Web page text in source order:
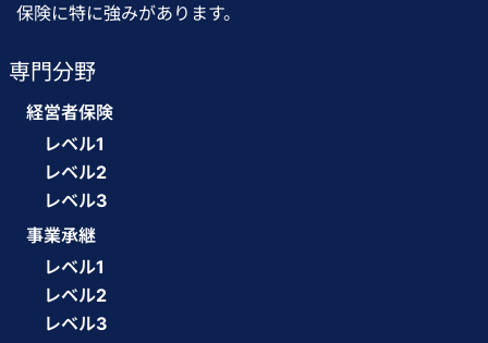
保険に特に強みがあります。
専門分野
経営者保険
レベル1
レベル2
レベル3
事業承継
レベル1
レベル2
レベル3